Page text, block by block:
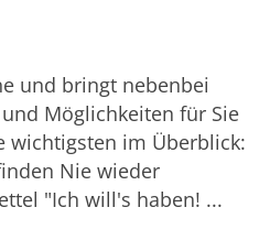
und bringt nebenbei
Möglichkeiten für Sie
wichtigsten im Überblick:
Nie wieder
"Ich will's haben! ...